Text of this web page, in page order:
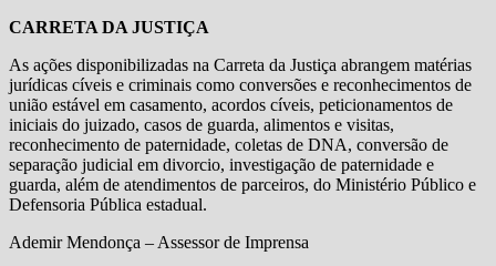
CARRETA DA JUSTIÇA
As ações disponibilizadas na Carreta da Justiça abrangem matérias
jurídicas cíveis e criminais como conversões e reconhecimentos de
união estável em casamento, acordos cíveis, peticionamentos de
iniciais do juizado, casos de guarda, alimentos e visitas,
reconhecimento de paternidade, coletas de DNA, conversão de
separação judicial em divorcio, investigação de paternidade e
guarda, além de atendimentos de parceiros, do Ministério Público e
Defensoria Pública estadual.
Ademir Mendonça – Assessor de Imprensa